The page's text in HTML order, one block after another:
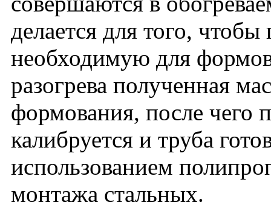
делается для того,
необходимую для
разогрева полученная
формования, после чего
калибруется и труба
использованием
монтажа стальных.